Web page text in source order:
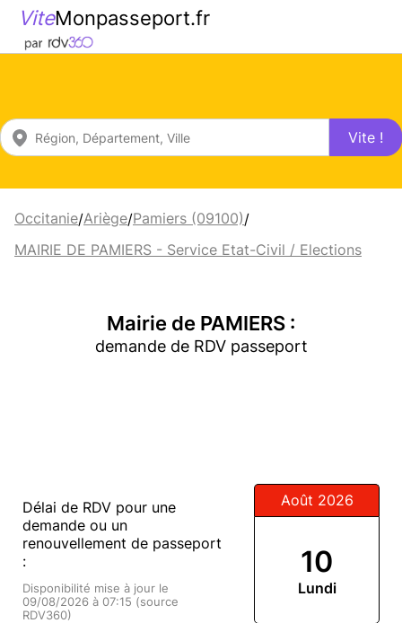
ViteMonpasseport.fr
Vite !
Occitanie/Ariège/Pamiers (09100)/
MAIRIE DE PAMIERS - Service Etat-Civil / Elections
Mairie de PAMIERS :
demande de RDV passeport
Délai de RDV pour une
demande ou un
renouvellement de passeport
:
Disponibilité mise à jour le
09/08/2026 à 07:15 (source
RDV360)
Août 2026
10
Lundi